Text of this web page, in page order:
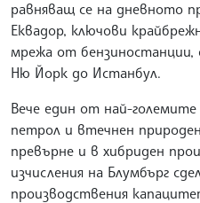
равняващ се на дневното
Еквадор, ключови
мрежа от
Ню Йорк до Истанбул.
Вече един от най-
петрол и втечнен
превърне и в хибриден
изчисления на Блумбърг
производствения